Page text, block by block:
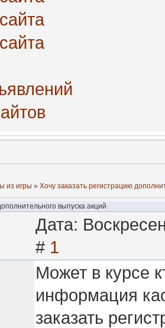
из игры » Хочу заказать регистрацию
выпуска акций
Дата:
# 1
Может в курсе
информация
заказать